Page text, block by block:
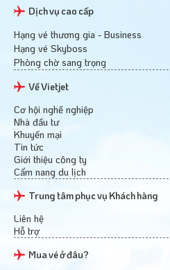
Dịch vụ cao cấp
Hạng vé thương gia - Business
Hạng vé Skyboss
Phòng chờ sang trọng
Về Vietjet
Cơ hội nghề nghiệp
Nhà đầu tư
Khuyến mại
Tin tức
Giới thiệu công ty
Cẩm nang du lịch
Trung tâm phục vụ Khách hàng
Liên hệ
Hỗ trợ
Mua vé ở đâu?